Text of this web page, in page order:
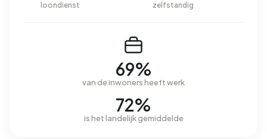
loondienst
zelfstandig
69%
van de inwoners heeft werk
72%
is het landelijk gemiddelde